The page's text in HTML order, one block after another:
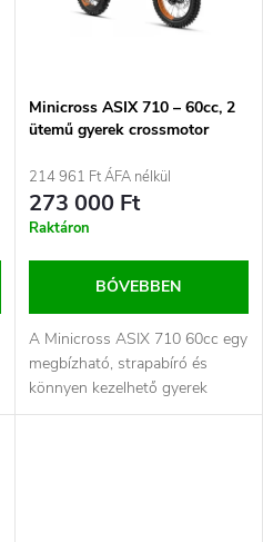
Minicross ASIX 710 – 60cc, 2
ütemű gyerek crossmotor
214 961 Ft ÁFA nélkül
273 000 Ft
Raktáron
BŐVEBBEN
A Minicross ASIX 710 60cc egy
megbízható, strapabíró és
könnyen kezelhető gyerek
crossmotor, amely ideális